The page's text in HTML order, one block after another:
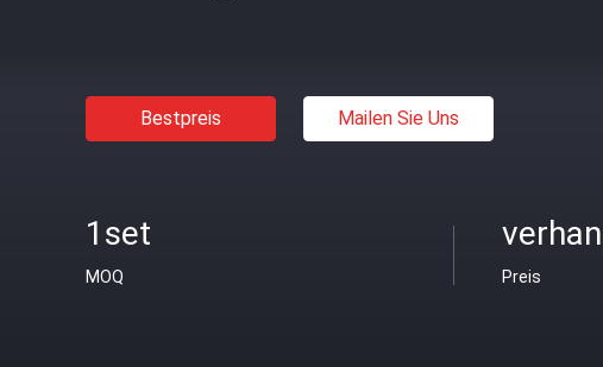
Bestpreis Mailen Sie Uns
1set
MOQ Preis